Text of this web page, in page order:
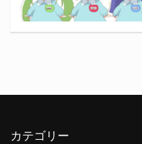
カテゴリー